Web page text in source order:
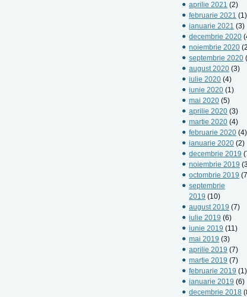
aprilie 2021 (2)
februarie 2021 (1)
ianuarie 2021 (3)
decembrie 2020
noiembrie 2020
septembrie 2020
august 2020 (3)
iulie 2020 (4)
iunie 2020 (1)
mai 2020 (5)
aprilie 2020 (3)
martie 2020 (4)
februarie 2020 (4)
ianuarie 2020 (2)
decembrie 2019
noiembrie 2019
octombrie 2019
septembrie
2019 (10)
august 2019 (7)
iulie 2019 (6)
iunie 2019 (11)
mai 2019 (3)
aprilie 2019 (7)
martie 2019 (7)
februarie 2019 (1)
ianuarie 2019 (6)
decembrie 2018